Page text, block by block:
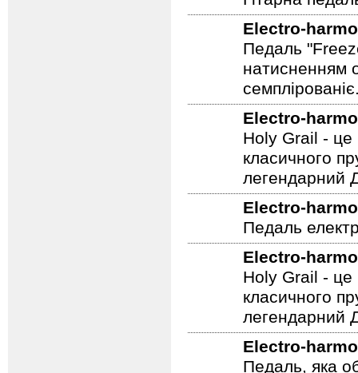
Electro-
Гітарна
Electro-
Педаль
натисненням
Electro-
Holy Grail - це
класичного
легендарний
Electro-
Педаль
Electro-
Holy Grail - це
класичного
легендарний